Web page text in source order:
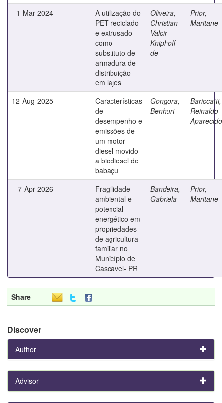
1-Mar-2024
A utilização do
PET reciclado
e extrusado
como
substituto de
armadura de
distribuição
em lajes
Oliveira,
Christian
Valcir
Kniphoff
de
Prior,
Maritane
12-Aug-2025
Características
de
desempenho e
emissões de
um motor
diesel movido
a biodiesel de
babaçu
Gongora,
Benhurt
Bariccatti,
Reinaldo
Aparecido
7-Apr-2026
Fragilidade
ambiental e
potencial
energético em
propriedades
de agricultura
familiar no
Município de
Cascavel- PR
Bandeira,
Gabriela
Prior,
Maritane
Share
Discover
Author
Advisor